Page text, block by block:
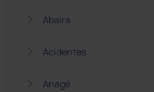
Abaíra
Acidentes
Anagé